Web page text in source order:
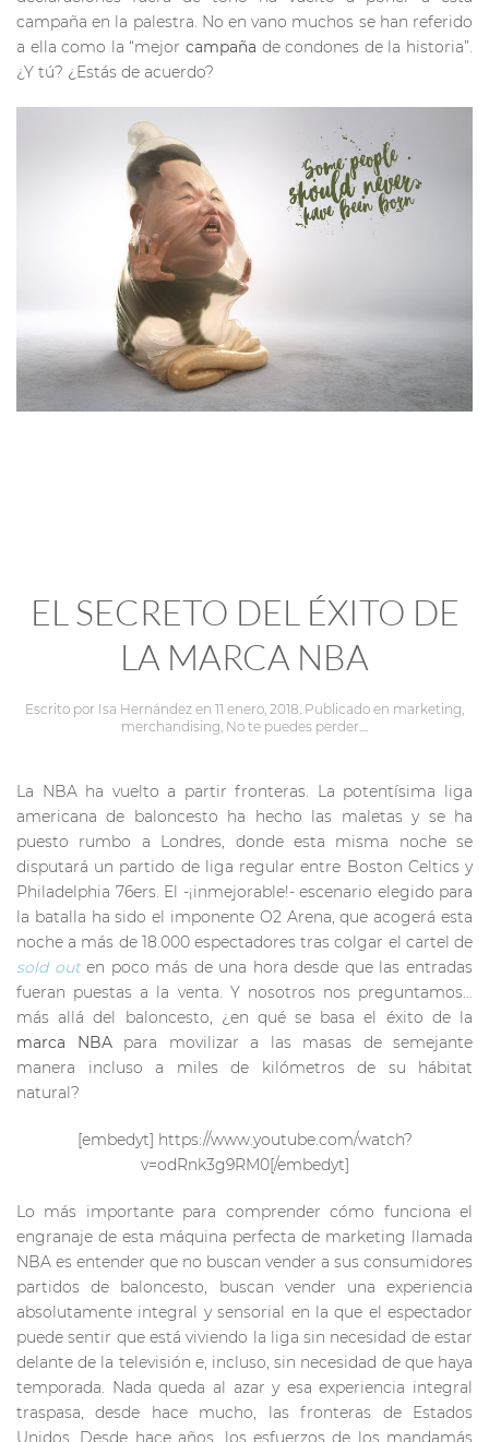
campaña en la palestra. No en vano muchos se han referido
a ella como la “mejor campaña de condones de la historia”.
¿Y tú? ¿Estás de acuerdo?
EL SECRETO DEL ÉXITO DE
LA MARCA NBA
Escrito por Isa Hernández en 11 enero, 2018 . Publicado en marketing
merchandising No te puedes perder...
La NBA ha vuelto a partir fronteras. La potentísima liga
americana de baloncesto ha hecho las maletas y se ha
puesto rumbo a Londres, donde esta misma noche se
disputará un partido de liga regular entre Boston Celtics y
Philadelphia 76ers. El -¡inmejorable!- escenario elegido para
la batalla ha sido el imponente O2 Arena, que acogerá esta
noche a más de 18.000 espectadores tras colgar el cartel de
sold outen poco más de una hora desde que las entradas
fueran puestas a la venta. Y nosotros nos preguntamos…
más allá del baloncesto, ¿en qué se basa el éxito de la
marca NBA para movilizar a las masas de semejante
manera incluso a miles de kilómetros de su hábitat
natural?
[embedyt] https://www.youtube.com/watch?
v=odRnk3g9RM0[/embedyt]
Lo más importante para comprender cómo funciona el
engranaje de esta máquina perfecta de marketing llamada
NBA es entender que no buscan vender a sus consumidores
partidos de baloncesto, buscan vender una experiencia
absolutamente integral y sensorial en la que el espectador
puede sentir que está viviendo la liga sin necesidad de estar
delante de la televisión e, incluso, sin necesidad de que haya
temporada. Nada queda al azar y esa experiencia integral
traspasa, desde hace mucho, las fronteras de Estados
Unidos. Desde hace años, los esfuerzos de los mandamás